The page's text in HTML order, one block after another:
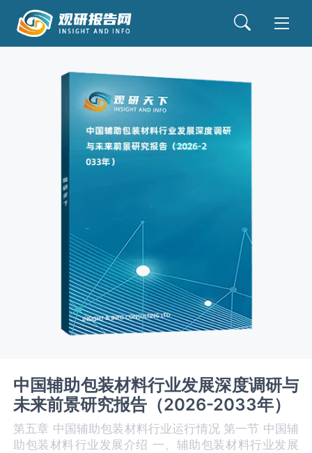
中国辅助包装材料行业发展深度调研与
未来前景研究报告（2026-2033年）
第五章 中国辅助包装材料‌‌‌行业运行情况 第一节 中国辅
助包装材料‌‌‌行业发展介绍 一、辅助包装材料行业发展